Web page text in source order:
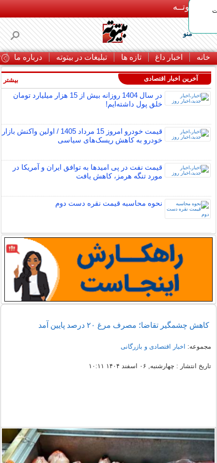
بـیتوتــه
منو
خانه اخبار داغ تازه ها تبلیغات در بیتوته درباره ما
آخرین اخبار اقتصادی
در سال 1404 روزانه بیش از 15 هزار میلیارد تومان
خلق پول داشته‌ایم!
قیمت خودرو امروز 15 مرداد 1405 / اولین واکنش بازار
خودرو به کاهش ریسک‌های سیاسی
قیمت نفت در پی امیدها به توافق ایران و آمریکا در
مورد تنگه هرمز، کاهش یافت
نحوه محاسبه قیمت نقره دست دوم
بیشتر
کاهش چشمگیر تقاضا؛ مصرف مرغ ۲۰ درصد پایین آمد
مجموعه: اخبار اقتصادی و بازرگانی
تاریخ انتشار : چهارشنبه, ۰۶ اسفند ۱۴۰۴ ۱۰:۱۱